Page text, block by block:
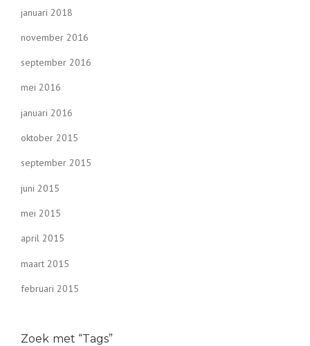
januari 2018
november 2016
september 2016
mei 2016
januari 2016
oktober 2015
september 2015
juni 2015
mei 2015
april 2015
maart 2015
februari 2015
Zoek met “Tags”